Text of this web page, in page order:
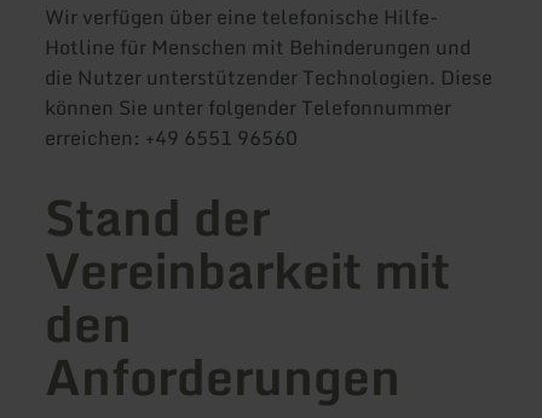
Wir verfügen über eine telefonische Hilfe-
Hotline für Menschen mit Behinderungen und
die Nutzer unterstützender Technologien. Diese
können Sie unter folgender Telefonnummer
erreichen: +49 6551 96560
Stand der
Vereinbarkeit mit
den
Anforderungen